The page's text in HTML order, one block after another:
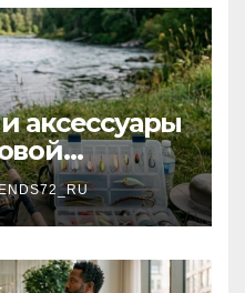
аксессуары
и